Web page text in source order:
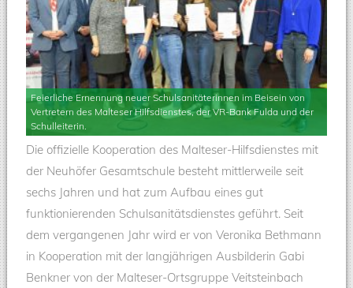
Feierliche Ernennung neuer Schulsanitäterinnen im Beisein von
Vertretern des Malteser Hilfsdienstes, der VR-Bank Fulda und der
Schulleiterin.
Die offizielle Kooperation des Malteser-Hilfsdienstes mit
der Neuhöfer Gesamtschule besteht mittlerweile seit
sechs Jahren und hat zum Aufbau eines gut
funktionierenden Schulsanitätsdienstes geführt. Seit
dem vergangenen Jahr wird er von Veronika Bethmann
in Kooperation mit der langjährigen Ausbilderin Gabi
Benkner von der Malteser-Ortsgruppe Veitsteinbach